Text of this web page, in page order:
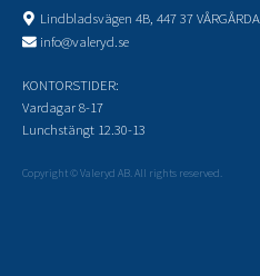
Lindbladsvägen 4B, 447 37 VÅRGÅRDA
info@valeryd.se
KONTORSTIDER:
Vardagar 8-17
Lunchstängt 12.30-13
Copyright © Valeryd AB. All rights reserved.